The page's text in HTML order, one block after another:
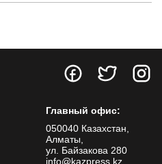
Главный офис:
050040 Казахстан,
Алматы,
ул. Байзакова 280
info@kazpress.kz